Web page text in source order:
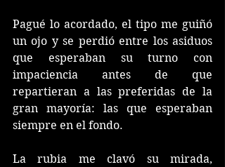
Pagué lo acordado, el tipo me guiñó
un ojo y se perdió entre los asiduos
que esperaban su turno con
impaciencia antes de que
repartieran a las preferidas de la
gran mayoría: las que esperaban
siempre en el fondo.
La rubia me clavó su mirada,